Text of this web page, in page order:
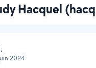
Hacquel
2024